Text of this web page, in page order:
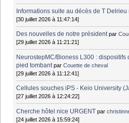
Informations suite au décès de T Delrieu
[30 juillet 2026 à 11:47:14]
Des nouvelles de notre président par
[29 juillet 2026 à 11:21:21]
NeurostepMC/Bioness L300 : dispositifs
pied tombant parCouette de cheval
[29 juillet 2026 à 11:12:41]
Cellules souches iPS - Keio University
[27 juillet 2026 à 12:24:22]
Cherche hôtel nice URGENT par
[24 juillet 2026 à 15:59:24]